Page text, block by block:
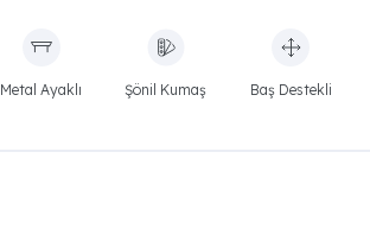
Metal Ayaklı Şönil Kumaş Baş Destekli